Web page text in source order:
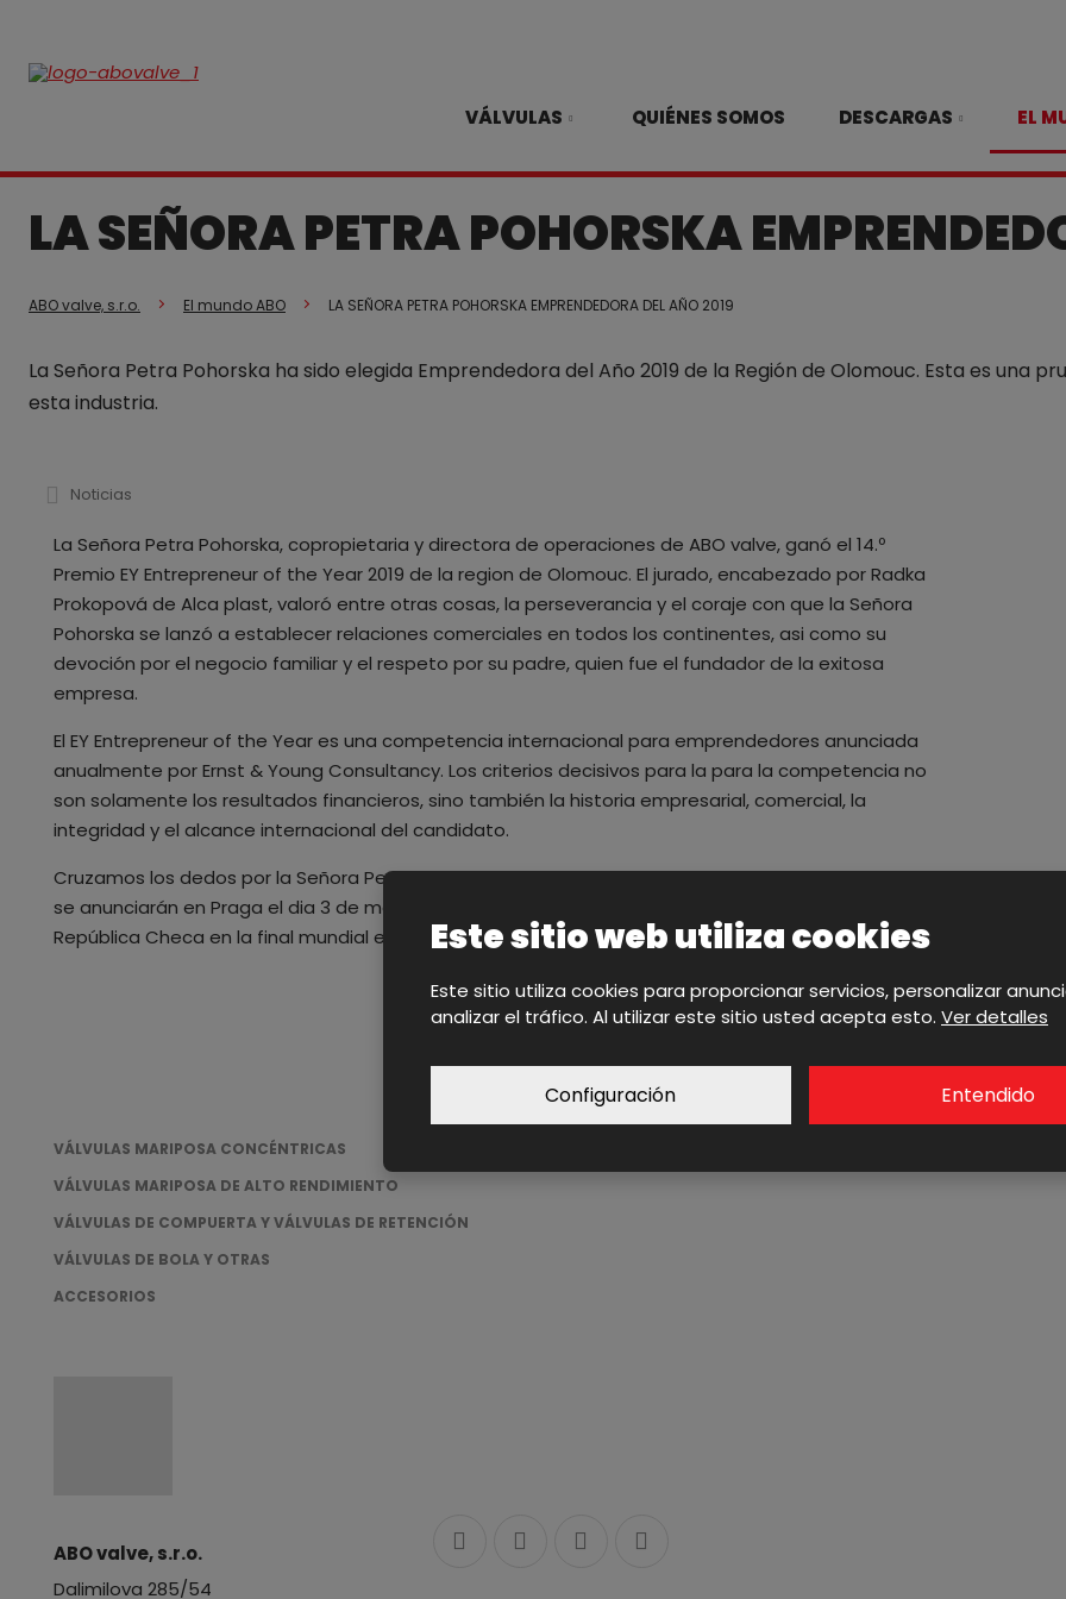
VÁLVULAS QUIÉNES SOMOS DESCARGAS EL
LA SEÑORA PETRA POHORSKA
ABO valve, s.r.o. El mundo ABO LA SEÑORA PETRA POHORSKA EMPRENDEDORA DEL AÑO 2019
La Señora Petra Pohorska ha sido elegida Emprendedora del Año 2019 de la Región de Olomouc. Esta es una
esta industria.
Noticias
La Señora Petra Pohorska, copropietaria y directora de operaciones de ABO valve, ganó el 14.º
Premio EY Entrepreneur of the Year 2019 de la region de Olomouc. El jurado, encabezado por Radka
Prokopová de Alca plast, valoró entre otras cosas, la perseverancia y el coraje con que la Señora
Pohorska se lanzó a establecer relaciones comerciales en todos los continentes, asi como su
devoción por el negocio familiar y el respeto por su padre, quien fue el fundador de la exitosa
empresa.
El EY Entrepreneur of the Year es una competencia internacional para emprendedores anunciada
anualmente por Ernst & Young Consultancy. Los criterios decisivos para la para la competencia no
son solamente los resultados financieros, sino también la historia empresarial, comercial, la
integridad y el alcance internacional del candidato.
Cruzamos los dedos por la Señora Petra en la ronda nacional de la competencia, cuyos resultados
se anunciarán en Praga el dia 3 de marzo. El ganador de la ronda nacional representará a la
República Checa en la final mundial en Monte Carlo en Junio.
VÁLVULAS MARIPOSA CONCÉNTRICAS
VÁLVULAS MARIPOSA DE ALTO RENDIMIENTO
VÁLVULAS DE COMPUERTA Y VÁLVULAS DE RETENCIÓN
VÁLVULAS DE BOLA Y OTRAS
ACCESORIOS
ABO valve, s.r.o.
Dalimilova 285/54
Este sitio web utiliza cookies
Este sitio utiliza cookies para proporcionar servicios, personalizar
analizar el tráfico. Al utilizar este sitio usted acepta esto. Ver detalles
Configuración Entendido